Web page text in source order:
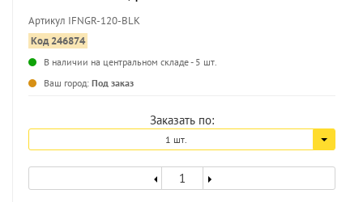
Артикул IFNGR-120-BLK
Код 246874
В наличии на центральном складе - 5 шт.
Ваш город: Под заказ
Заказать по:
1 шт.